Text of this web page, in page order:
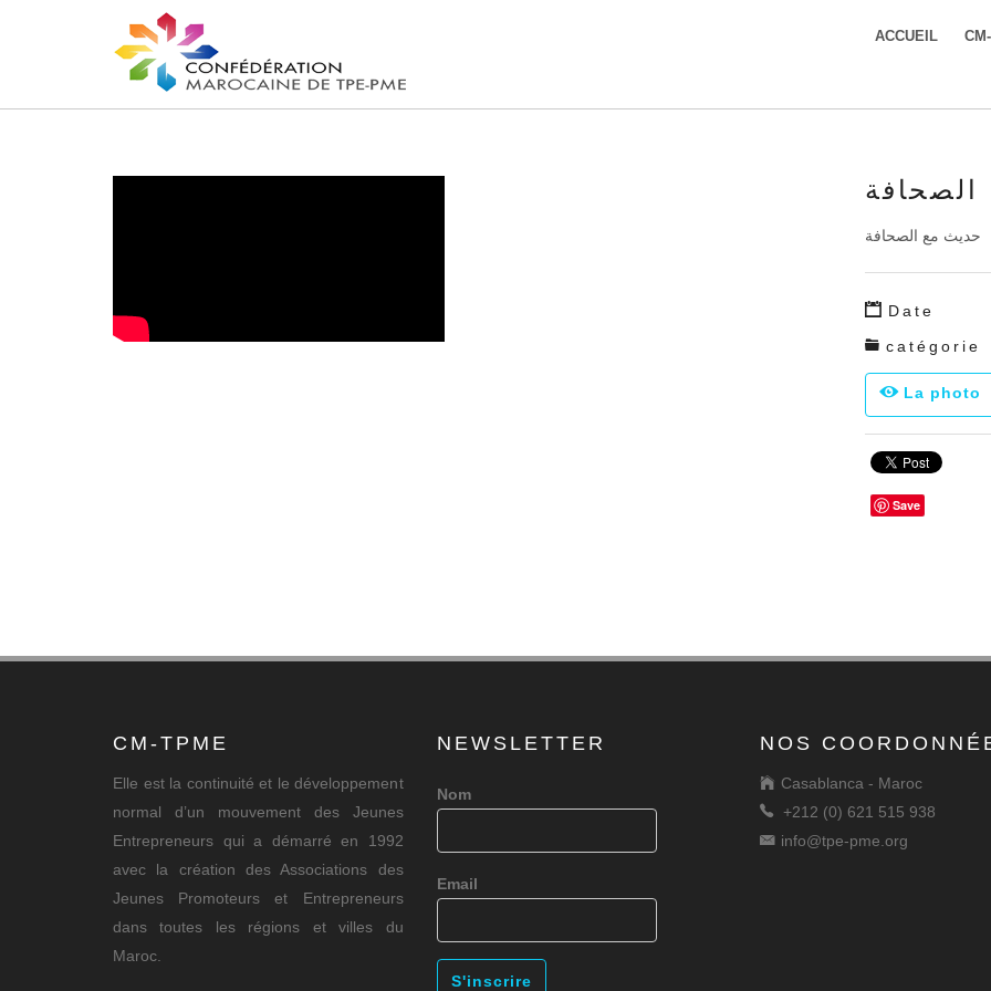
ACCUEIL
Date
catégorie
La photo
Save
CM-TPME
Elle est la continuité et le développement
normal d’un mouvement des Jeunes
Entrepreneurs qui a démarré en 1992
avec la création des Associations des
Jeunes Promoteurs et Entrepreneurs
dans toutes les régions et villes du
Maroc.
NEWSLETTER
Nom
Email
NOS
Casablanca - Maroc
+212 (0) 621 515 938
info@tpe-pme.org